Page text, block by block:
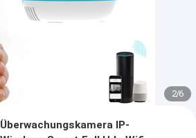
2/6
IP-